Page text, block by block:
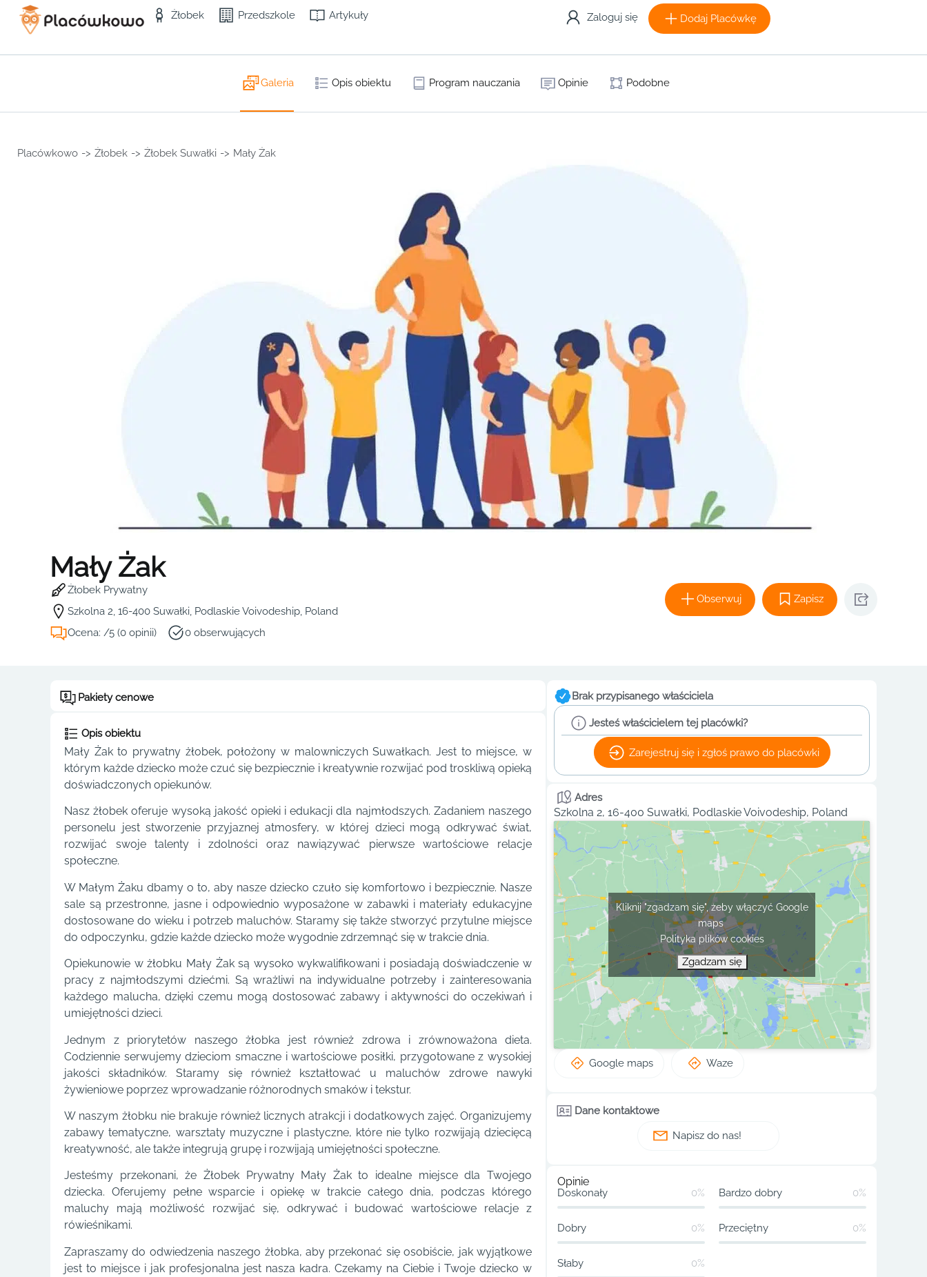
Żłobek Przedszkole Artykuły Zaloguj się Dodaj Placówkę
Galeria Opis obiektu Program nauczania Opinie Podobne
Placówkowo -> Żłobek -> Żłobek Suwałki -> Mały Żak
Mały Żak
Żłobek Prywatny
Szkolna 2, 16-400 Suwałki, Podlaskie Voivodeship, Poland
Ocena: /5 (0 opinii)
0 obserwujących
Obserwuj Zapisz
Pakiety cenowe
Opis obiektu
Mały Żak to prywatny żłobek, położony w malowniczych Suwałkach. Jest to miejsce, w
którym każde dziecko może czuć się bezpiecznie i kreatywnie rozwijać pod troskliwą opieką
doświadczonych opiekunów.
Nasz żłobek oferuje wysoką jakość opieki i edukacji dla najmłodszych. Zadaniem naszego
personelu jest stworzenie przyjaznej atmosfery, w której dzieci mogą odkrywać świat,
rozwijać swoje talenty i zdolności oraz nawiązywać pierwsze wartościowe relacje
społeczne.
W Małym Żaku dbamy o to, aby nasze dziecko czuło się komfortowo i bezpiecznie. Nasze
sale są przestronne, jasne i odpowiednio wyposażone w zabawki i materiały edukacyjne
dostosowane do wieku i potrzeb maluchów. Staramy się także stworzyć przytulne miejsce
do odpoczynku, gdzie każde dziecko może wygodnie zdrzemnąć się w trakcie dnia.
Opiekunowie w żłobku Mały Żak są wysoko wykwalifikowani i posiadają doświadczenie w
pracy z najmłodszymi dziećmi. Są wrażliwi na indywidualne potrzeby i zainteresowania
każdego malucha, dzięki czemu mogą dostosować zabawy i aktywności do oczekiwań i
umiejętności dzieci.
Jednym z priorytetów naszego żłobka jest również zdrowa i zrównoważona dieta.
Codziennie serwujemy dzieciom smaczne i wartościowe posiłki, przygotowane z wysokiej
jakości składników. Staramy się również kształtować u maluchów zdrowe nawyki
żywieniowe poprzez wprowadzanie różnorodnych smaków i tekstur.
W naszym żłobku nie brakuje również licznych atrakcji i dodatkowych zajęć. Organizujemy
zabawy tematyczne, warsztaty muzyczne i plastyczne, które nie tylko rozwijają dziecięcą
kreatywność, ale także integrują grupę i rozwijają umiejętności społeczne.
Jesteśmy przekonani, że Żłobek Prywatny Mały Żak to idealne miejsce dla Twojego
dziecka. Oferujemy pełne wsparcie i opiekę w trakcie całego dnia, podczas którego
maluchy mają możliwość rozwijać się, odkrywać i budować wartościowe relacje z
rówieśnikami.
Zapraszamy do odwiedzenia naszego żłobka, aby przekonać się osobiście, jak wyjątkowe
jest to miejsce i jak profesjonalna jest nasza kadra. Czekamy na Ciebie i Twoje dziecko w
Brak przypisanego właściciela
Jesteś właścicielem tej placówki?
Zarejestruj się i zgłoś prawo do placówki
Adres
Szkolna 2, 16-400 Suwałki, Podlaskie Voivodeship, Poland
Kliknij "zgadzam się", żeby włączyć Google
maps
Polityka plików cookies
Zgadzam się
Google maps Waze
Dane kontaktowe
Napisz do nas!
Opinie
Doskonały 0% Bardzo dobry 0%
Dobry 0% Przeciętny 0%
Słaby 0%